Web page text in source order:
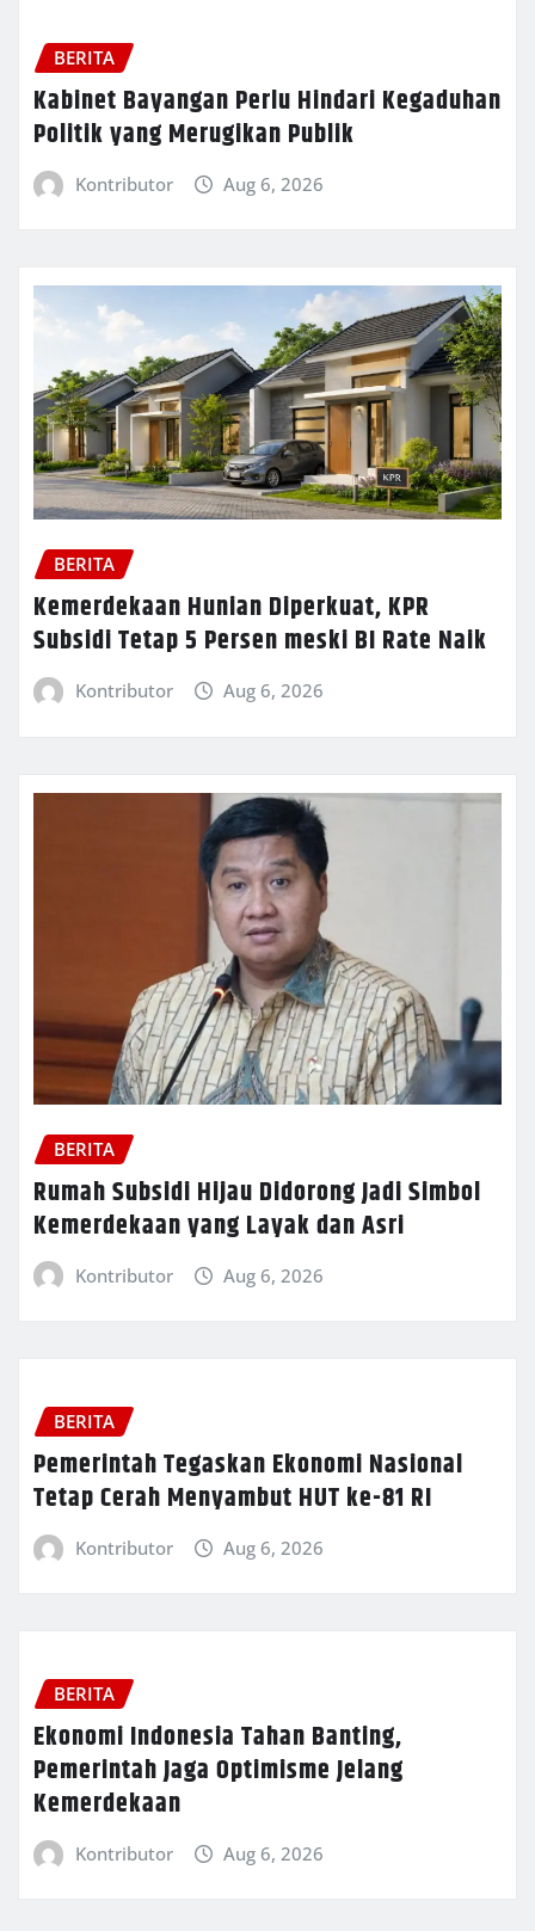
BERITA
Kabinet Bayangan Perlu Hindari Kegaduhan
Politik yang Merugikan Publik
Kontributor Aug 6, 2026
BERITA
Kemerdekaan Hunian Diperkuat, KPR
Subsidi Tetap 5 Persen meski BI Rate Naik
Kontributor Aug 6, 2026
BERITA
Rumah Subsidi Hijau Didorong Jadi Simbol
Kemerdekaan yang Layak dan Asri
Kontributor Aug 6, 2026
BERITA
Pemerintah Tegaskan Ekonomi Nasional
Tetap Cerah Menyambut HUT ke-81 RI
Kontributor Aug 6, 2026
BERITA
Ekonomi Indonesia Tahan Banting,
Pemerintah Jaga Optimisme Jelang
Kemerdekaan
Kontributor Aug 6, 2026